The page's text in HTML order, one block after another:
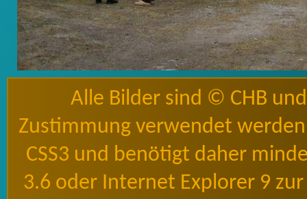
Alle Bilder sind © CHB
Zustimmung verwendet
CSS3 und benötigt daher
3.6 oder Internet Explorer 9